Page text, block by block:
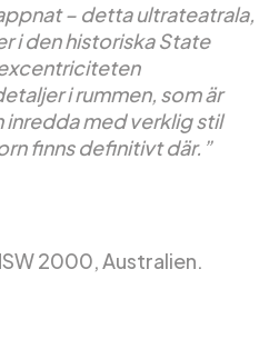
– detta ultrateatrala,
i den historiska State
i rummen, som är
med verklig stil
finns definitivt där.”
2000, Australien.